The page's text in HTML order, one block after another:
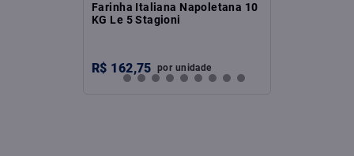
Farinha Italiana Napoletana 10
KG Le 5 Stagioni
R$ 162,75 por unidade